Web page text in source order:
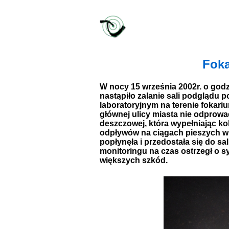
W nocy 15 września 2002r. o
nastąpiło zalanie sali podglądu
laboratoryjnym na terenie
głównej ulicy miasta nie
deszczowej, która wypełniając
odpływów na ciągach pieszych
popłynęła i przedostała się do
monitoringu na czas ostrzegł o
większych szkód.